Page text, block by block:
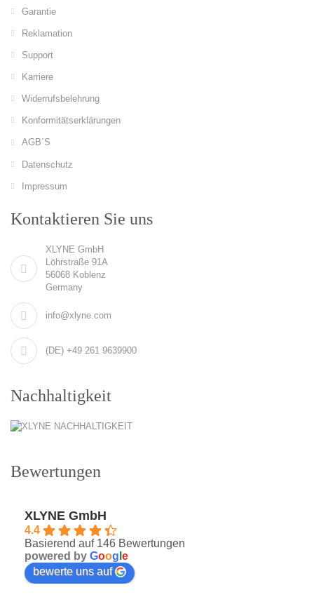
Garantie
Reklamation
Support
Karriere
Widerrufsbelehrung
Konformitätserklärungen
AGB´S
Datenschutz
Impressum
Kontaktieren Sie uns
XLYNE GmbH
Löhrstraße 91A
56068 Koblenz
Germany
info@xlyne.com
(DE) +49 261 9639900
Nachhaltigkeit
Bewertungen
XLYNE GmbH
4.4
Basierend auf 146 Bewertungen
powered by Goog e
bewerte uns auf